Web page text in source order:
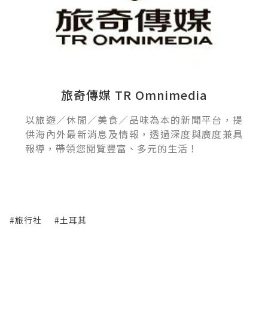
旅奇傳媒 TR Omnimedia
以旅遊／休閒／美食／品味為本的新聞平台，提
供海內外最新消息及情報，透過深度與廣度兼具
報導，帶領您閱覽豐富、多元的生活！
#旅行社 #土耳其